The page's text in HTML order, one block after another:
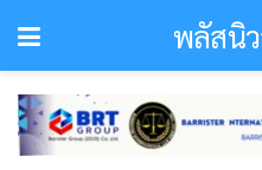
พลัสนิว